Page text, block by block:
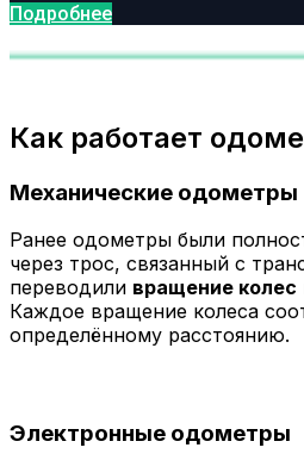
Подробнее
Как работает
Механические одометры
Ранее одометры были
через трос, связанный с
переводили вращение колес
Каждое вращение колеса
определённому расстоянию.
Электронные одометры